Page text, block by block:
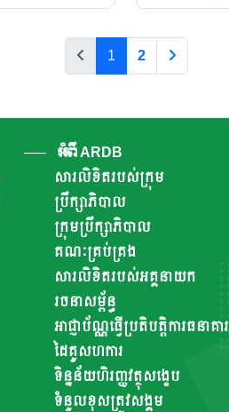
1 2
អំពី ARDB
សារលិខិតរបស់ក្រុម
ប្រឹក្សាភិបាល
ក្រុមប្រឹក្សាភិបាល
គណៈគ្រប់គ្រង
សារលិខិតរបស់អគ្គនាយក
រចនាសម្ព័ន្ធ
អាជ្ញាប័ណ្ណធ្វើប្រតិបត្តិការធនាគារ
ដៃគូសហការ
ទិន្នន័យហិរញ្ញវត្ថុសង្ខេប
ទំនួលខុសត្រូវសង្គម